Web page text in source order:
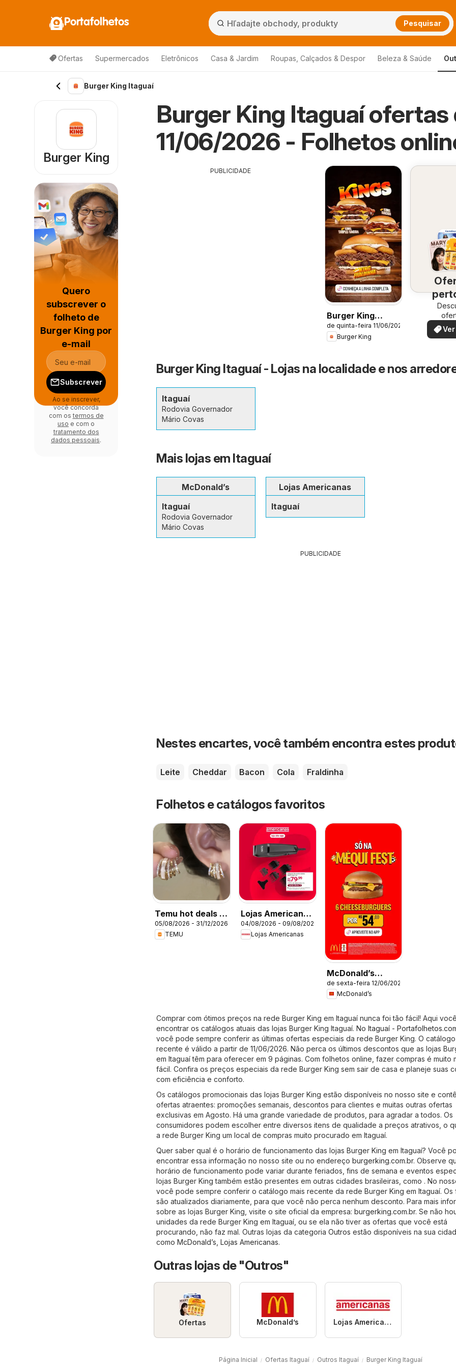
Portafolhetos Pesquisar
Ofertas Supermercados Eletrônicos Casa & Jardim Roupas, Calçados & Despor Beleza & Saúde
Burger King Itaguaí
Burger King Itaguaí ofertas
11/06/2026 - Folhetos
PUBLICIDADE
Burger King
ofertas
de quinta-feira 11/06/2026
Burger King
Burger King Itaguaí - Lojas na localidade e nos
Itaguaí
Rodovia Governador
Mário Covas
Mais lojas em Itaguaí
McDonald’s
Itaguaí
Rodovia Governador
Mário Covas
Lojas Americanas
Itaguaí
PUBLICIDADE
Nestes encartes, você também encontra estes
Leite Cheddar Bacon Cola Fraldinha
Folhetos e catálogos favoritos
Temu hot deals –
Brazil
05/08/2026 - 31/12/2026
TEMU
Lojas Americanas
- Ofertas atuais
04/08/2026 - 09/08/2026
Lojas Americanas
McDonald’s
ofertas
de sexta-feira 12/06/2026
McDonald’s
Comprar com ótimos preços na rede Burger King em Itaguaí nunca foi tão fácil! Aqui
encontrar os catálogos atuais das lojas Burger King Itaguaí. No Itaguaí -
você pode sempre conferir as últimas ofertas especiais da rede Burger King. O catálogo
recente é válido a partir de 11/06/2026. Não perca os últimos descontos que as lojas
em Itaguaí têm para oferecer em 9 páginas. Com folhetos online, fazer compras é muito
fácil. Confira os preços especiais da rede Burger King sem sair de casa e planeje suas
com eficiência e conforto.
Os catálogos promocionais das lojas Burger King estão disponíveis no nosso site e
ofertas atraentes: promoções semanais, descontos para clientes e muitas outras ofertas
exclusivas em Agosto. Há uma grande variedade de produtos, para agradar a todos. Os
consumidores podem escolher entre diversos itens de qualidade a preços atrativos, o
a rede Burger King um local de compras muito procurado em Itaguaí.
Quer saber qual é o horário de funcionamento das lojas Burger King em Itaguaí? Você
encontrar essa informação no nosso site ou no endereço burgerking.com.br. Observe
horário de funcionamento pode variar durante feriados, fins de semana e eventos
lojas Burger King também estão presentes em outras cidades brasileiras, como . No
você pode sempre conferir o catálogo mais recente da rede Burger King em Itaguaí. Os
são atualizados diariamente, para que você não perca nenhum desconto. Para mais
sobre as lojas Burger King, visite o site oficial da empresa: burgerking.com.br. Se não
unidades da rede Burger King em Itaguaí, ou se ela não tiver as ofertas que você está
procurando, não faz mal. Outras lojas da categoria Outros estão disponíveis na sua
como McDonald’s Lojas Americanas.
Outras lojas de "Outros"
Ofertas McDonald’s Lojas Americanas
Página Inicial Ofertas Itaguaí Outros Itaguaí Burger King Itaguaí
Burger King
Quero
subscrever o
folheto de
Burger King por
e-mail
Subscrever
Ao se inscrever,
você concorda
com os termos de
uso e com o
tratamento dos
dados pessoais.